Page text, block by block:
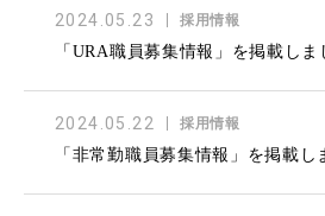
2024.05.23 採用情報
「URA職員募集情報」を掲載しま
2024.05.22 採用情報
「非常勤職員募集情報」を掲載し